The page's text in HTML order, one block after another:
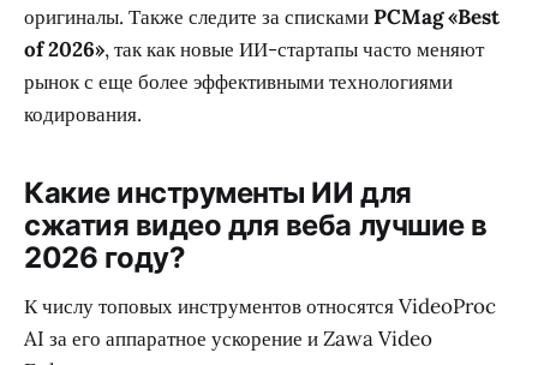
оригиналы. Также следите за спискамиPCMag «Best
of 2026», так как новые ИИ-стартапы часто меняют
рынок с еще более эффективными технологиями
кодирования.
Какие инструменты ИИ для
сжатия видео для веба лучшие в
2026 году?
К числу топовых инструментов относятся VideoProc
AI за его аппаратное ускорение и Zawa Video